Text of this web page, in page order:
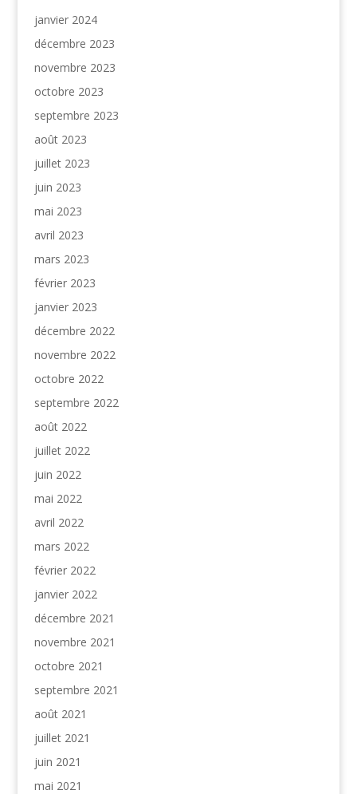
janvier 2024
décembre 2023
novembre 2023
octobre 2023
septembre 2023
août 2023
juillet 2023
juin 2023
mai 2023
avril 2023
mars 2023
février 2023
janvier 2023
décembre 2022
novembre 2022
octobre 2022
septembre 2022
août 2022
juillet 2022
juin 2022
mai 2022
avril 2022
mars 2022
février 2022
janvier 2022
décembre 2021
novembre 2021
octobre 2021
septembre 2021
août 2021
juillet 2021
juin 2021
mai 2021